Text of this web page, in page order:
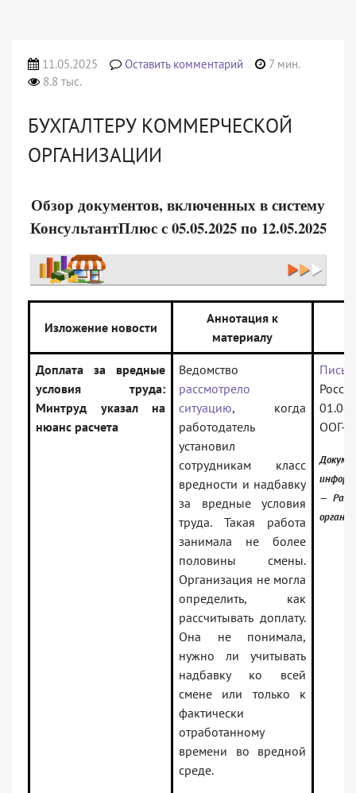
11.05.2025 Оставить комментарий
7 мин.
8.8 тыс.
БУХГАЛТЕРУ КОММЕРЧЕСКОЙ
ОРГАНИЗАЦИИ
Обзор документов, включенных в систему
КонсультантПлюс с 05.05.2025 по 12.05.2025
Изложение новости
Аннотация к
материалу
Доплата за вредные
условия труда:
Минтруд указал на
нюанс расчета
Ведомство
рассмотрело
ситуацию, когда
работодатель
установил
сотрудникам класс
вредности и надбавку
за вредные условия
труда. Такая работа
занимала не более
половины смены.
Организация не могла
определить, как
рассчитывать доплату.
Она не понимала,
нужно ли учитывать
надбавку ко всей
смене или только к
фактически
отработанному
времени во вредной
среде.
ООГ-
—